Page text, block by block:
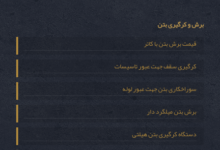
برش و کرگیری بتن
قیمت برش بتن با کاتر
کرگیری سقف جهت عبور تاسیسات
سوراخکاری بتن جهت عبور لوله
برش بتن میلگرد دار
دستگاه کرگیری بتن هیلتی